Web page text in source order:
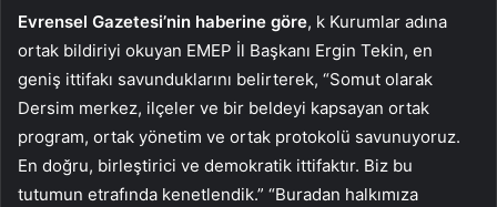
Evrensel Gazetesi’nin haberine göre, k Kurumlar adına
ortak bildiriyi okuyan EMEP İl Başkanı Ergin Tekin, en
geniş ittifakı savunduklarını belirterek, “Somut olarak
Dersim merkez, ilçeler ve bir beldeyi kapsayan ortak
program, ortak yönetim ve ortak protokolü savunuyoruz.
En doğru, birleştirici ve demokratik ittifaktır. Biz bu
tutumun etrafında kenetlendik.” “Buradan halkımıza